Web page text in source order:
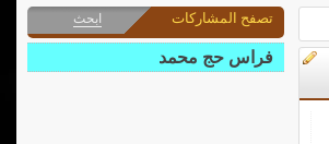
تصفح المشاركات ابحث
فراس حج محمد